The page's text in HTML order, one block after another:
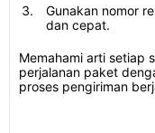
Gunakan nomor
dan cepat.
Memahami arti setiap
perjalanan paket
proses pengiriman